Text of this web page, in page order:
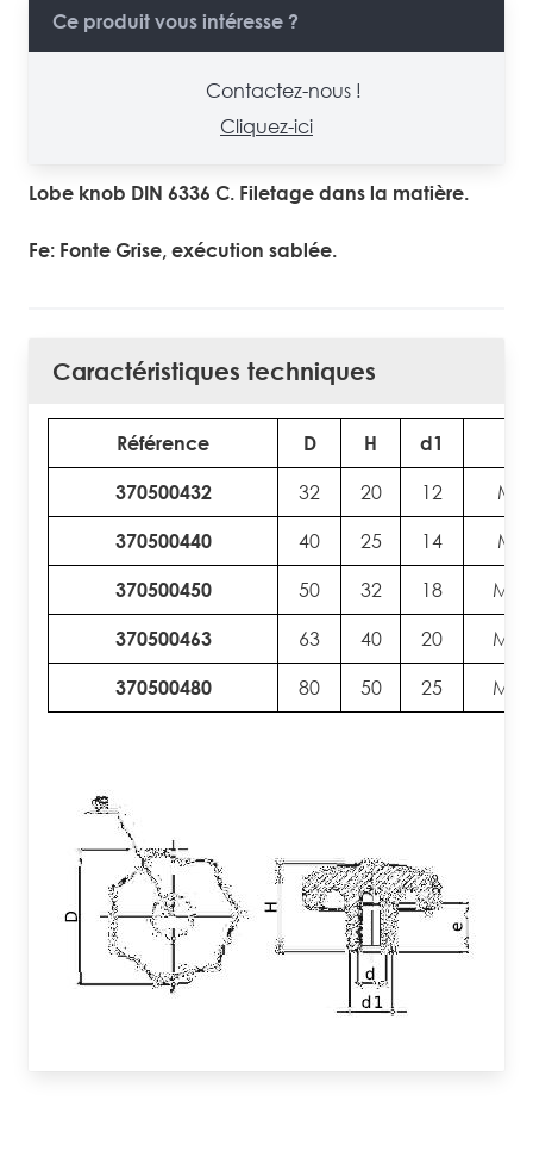
Ce produit vous intéresse ?
Contactez-nous !
Cliquez-ici
Lobe knob DIN 6336 C. Filetage dans la matière.
Fe: Fonte Grise, exécution sablée.
Caractéristiques techniques
Référence D H d1
370500432 32 20 12 M6
370500440 40 25 14 M8
370500450 50 32 18 M10
370500463 63 40 20 M12
370500480 80 50 25 M16